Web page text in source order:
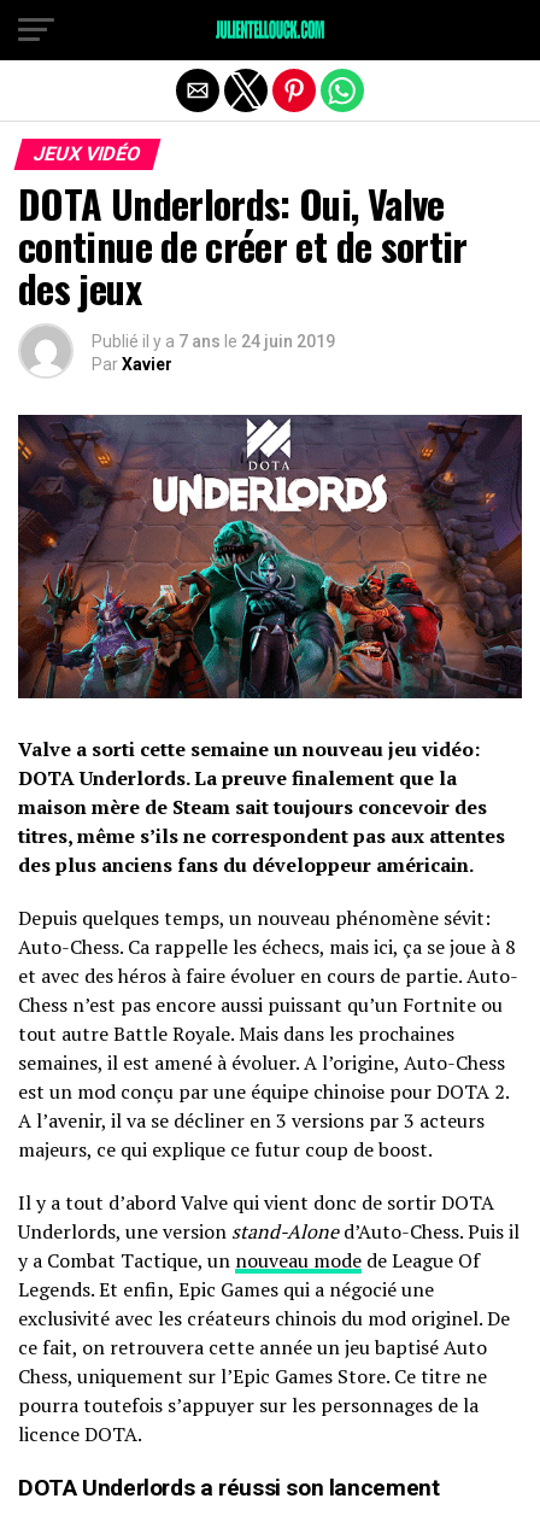
JEUX VIDÉO
DOTA Underlords: Oui, Valve
continue de créer et de sortir
des jeux
Publié il y a 7 ans le 24 juin 2019
ParXavier
Valve a sorti cette semaine un nouveau jeu vidéo:
DOTA Underlords. La preuve finalement que la
maison mère de Steam sait toujours concevoir des
titres, même s’ils ne correspondent pas aux attentes
des plus anciens fans du développeur américain.
Depuis quelques temps, un nouveau phénomène sévit:
Auto-Chess. Ca rappelle les échecs, mais ici, ça se joue à 8
et avec des héros à faire évoluer en cours de partie. Auto-
Chess n’est pas encore aussi puissant qu’un Fortnite ou
tout autre Battle Royale. Mais dans les prochaines
semaines, il est amené à évoluer. A l’origine, Auto-Chess
est un mod conçu par une équipe chinoise pour DOTA 2.
A l’avenir, il va se décliner en 3 versions par 3 acteurs
majeurs, ce qui explique ce futur coup de boost.
Il y a tout d’abord Valve qui vient donc de sortir DOTA
Underlords, une version stand-Aloned’Auto-Chess. Puis il
y a Combat Tactique, un nouveau mode de League Of
Legends. Et enfin, Epic Games qui a négocié une
exclusivité avec les créateurs chinois du mod originel. De
ce fait, on retrouvera cette année un jeu baptisé Auto
Chess, uniquement sur l’Epic Games Store. Ce titre ne
pourra toutefois s’appuyer sur les personnages de la
licence DOTA.
DOTA Underlords a réussi son lancement